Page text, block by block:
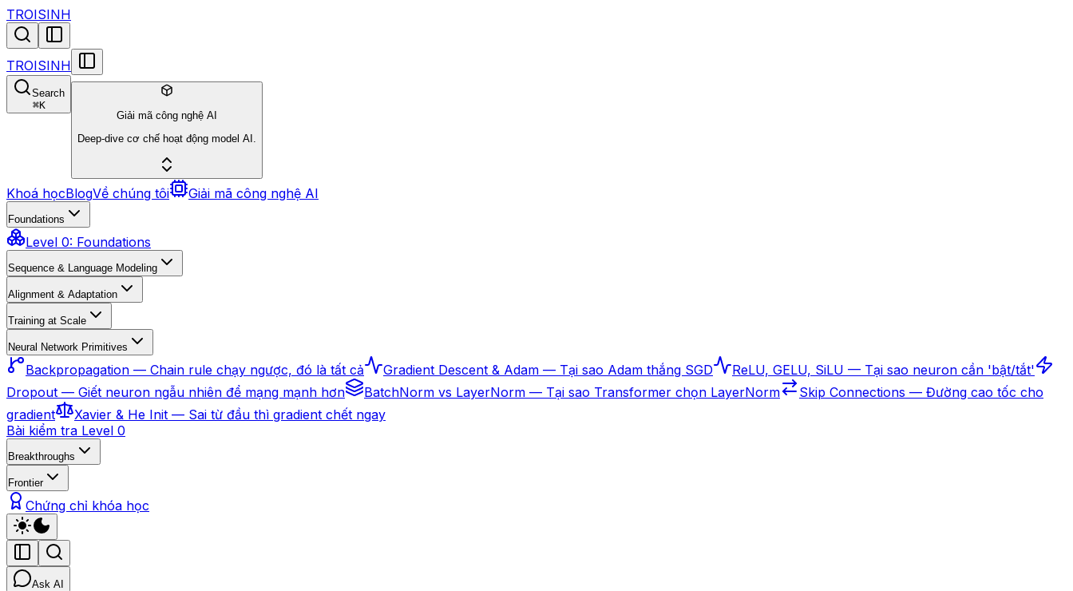
TROISINH
TROISINH
Search
⌘K
Giải mã công nghệ AI
Deep-dive cơ chế hoạt động model AI.
Khoá họcBlogVề chúng tôi Giải mã công nghệ AI
Foundations
Level 0: Foundations
Sequence & Language Modeling
Alignment & Adaptation
Training at Scale
Neural Network Primitives
Backpropagation — Chain rule chạy ngược, đó là tất cả Gradient Descent & Adam — Tại sao Adam thắng SGD
ReLU, GELU, SiLU — Tại sao neuron cần 'bật/tắt'
Dropout — Giết neuron ngẫu nhiên để mạng mạnh hơn
BatchNorm vs LayerNorm — Tại sao Transformer chọn LayerNorm
Skip Connections — Đường cao tốc cho
gradient
Xavier & He Init — Sai từ đầu thì gradient chết ngay
Bài kiểm tra Level 0
Breakthroughs
Frontier
Chứng chỉ khóa học
Ask AI